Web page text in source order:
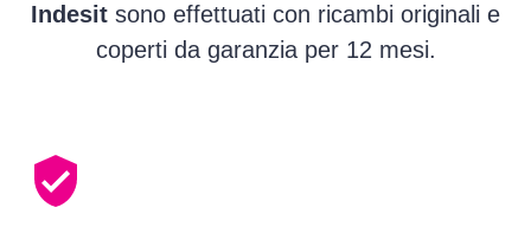
Indesit sono effettuati con ricambi originali e
coperti da garanzia per 12 mesi.